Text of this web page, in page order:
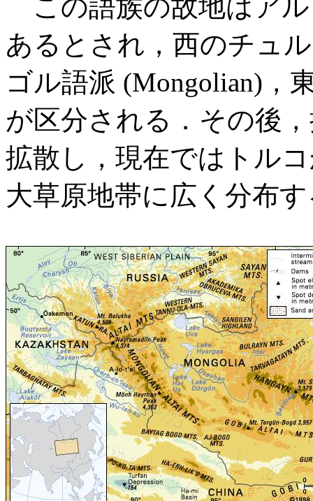
この語族の故地はア
あるとされ，西のチュ
ゴル語派 (Mongolian)，
が区分される．その後
拡散し，現在ではトル
大草原地帯に広く分布